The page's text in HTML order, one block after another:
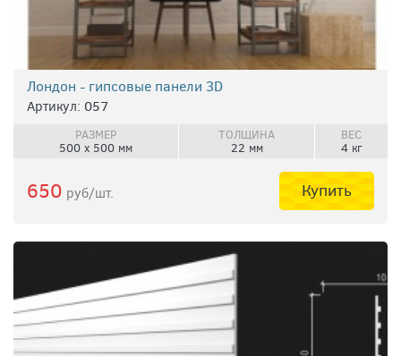
Лондон - гипсовые панели 3D
Артикул: 057
РАЗМЕР
500 х 500 мм
ТОЛЩИНА
22 мм
ВЕС
4 кг
650 руб/шт. Купить